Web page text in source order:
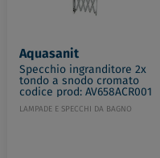
Aquasanit
Specchio ingranditore 2x
tondo a snodo cromato
codice prod: AV658ACR001
LAMPADE E SPECCHI DA BAGNO